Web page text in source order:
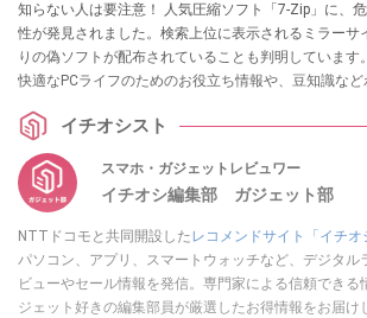
知らない人は要注意！ 人気圧縮ソフト「7-Zip」に、
性が発見されました。検索上位に表示されるミラーサ
りの偽ソフトが配布されていることも判明しています
快適なPCライフのためのお役立ち情報や、豆知識など
ぜひ動画と合わせてチェックしてみてください。
イチオシスト
スマホ・ガジェットレビュワー
イチオシ編集部 ガジェット部
NTTドコモと共同開設した レコメンドサイト「イチオ
パソコン、アプリ、スマートウォッチなど、デジタル
ビューやセール情報を発信。専門家による信頼できる
ジェット好きの編集部員が厳選したお得情報をお届け